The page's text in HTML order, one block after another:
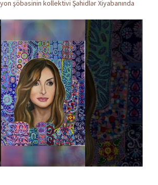
şöbəsinin kollektivi Şəhidlər Xiyabanında